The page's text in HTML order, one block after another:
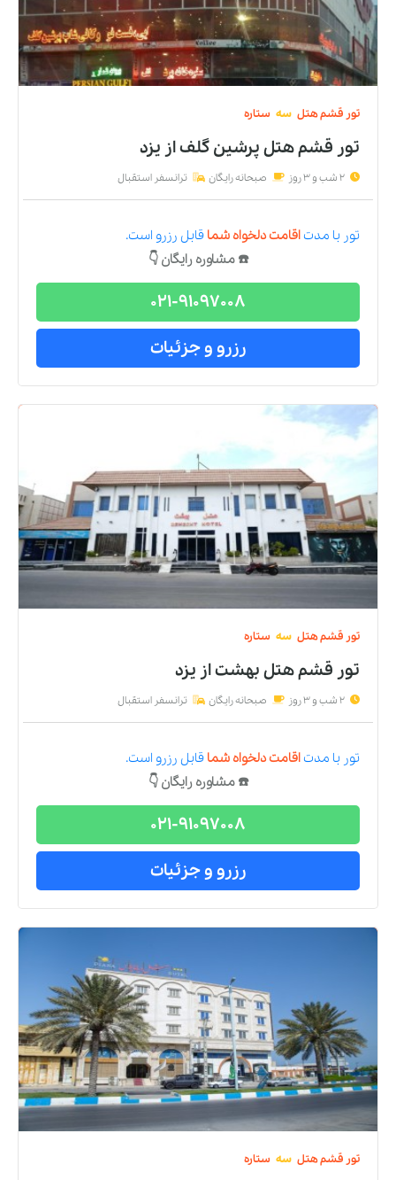
تور قشمهتل سه ستاره
تور قشم هتل پرشین گلفاز یزد
2 شب و 3 روز صبحانه رایگان ترانسفر استقبال
تور با مدتاقامت دلخواه شما قابل رزرو است.
☎️ مشاوره رایگان 👇
021-91097008
رزرو و جزئیات
تور قشمهتل سه ستاره
تور قشم هتل بهشتاز یزد
2 شب و 3 روز صبحانه رایگان ترانسفر استقبال
تور با مدتاقامت دلخواه شما قابل رزرو است.
☎️ مشاوره رایگان 👇
021-91097008
رزرو و جزئیات
تور قشمهتل سه ستاره